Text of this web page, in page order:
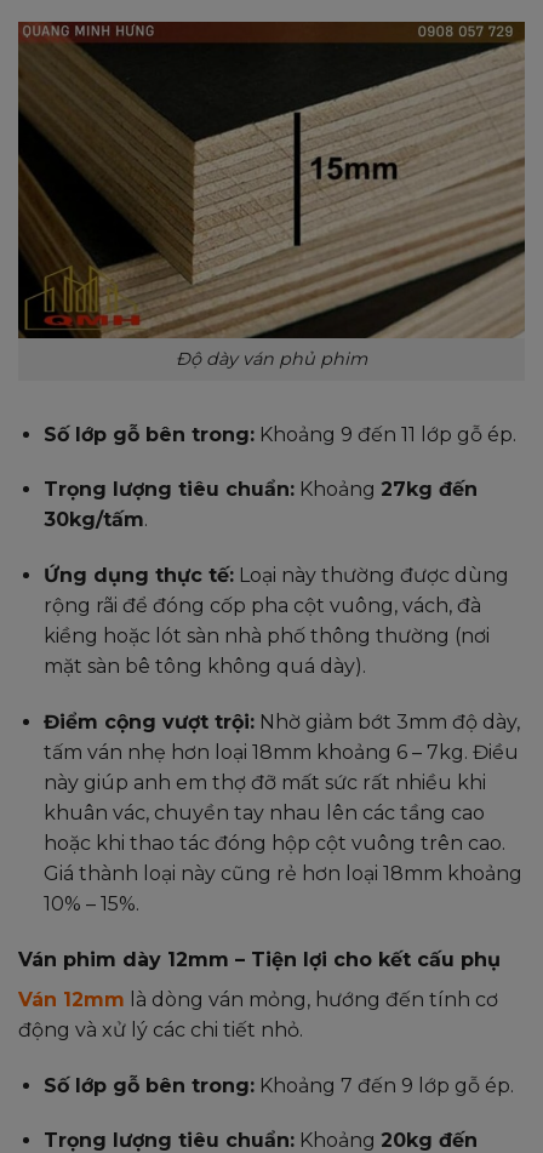
Độ dày ván phủ phim
Số lớp gỗ bên trong:Khoảng 9 đến 11 lớp gỗ ép.
Trọng lượng tiêu chuẩn:Khoảng 27kg đến
30kg/tấm.
Ứng dụng thực tế:Loại này thường được dùng
rộng rãi để đóng cốp pha cột vuông, vách, đà
kiềng hoặc lót sàn nhà phố thông thường (nơi
mặt sàn bê tông không quá dày).
Điểm cộng vượt trội:Nhờ giảm bớt 3mm độ dày,
tấm ván nhẹ hơn loại 18mm khoảng 6 – 7kg. Điều
này giúp anh em thợ đỡ mất sức rất nhiều khi
khuân vác, chuyền tay nhau lên các tầng cao
hoặc khi thao tác đóng hộp cột vuông trên cao.
Giá thành loại này cũng rẻ hơn loại 18mm khoảng
10% – 15%.
Ván phim dày 12mm – Tiện lợi cho kết cấu phụ
Ván 12mm là dòng ván mỏng, hướng đến tính cơ
động và xử lý các chi tiết nhỏ.
Số lớp gỗ bên trong:Khoảng 7 đến 9 lớp gỗ ép.
Trọng lượng tiêu chuẩn:Khoảng 20kg đến